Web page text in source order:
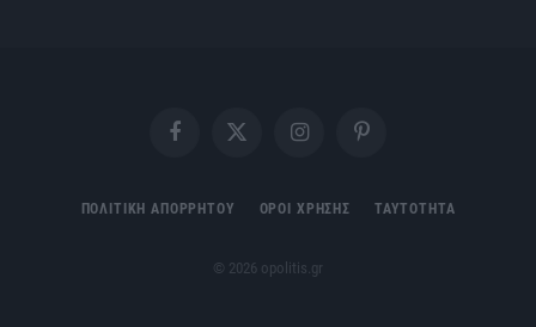
FacebookX
InstagramPinterest
ΠΟΛΙΤΙΚΗ ΑΠΟΡΡΗΤΟΥ ΟΡΟΙ ΧΡΗΣΗΣ ΤΑΥΤΟΤΗΤΑ
© 2026 opolitis.gr